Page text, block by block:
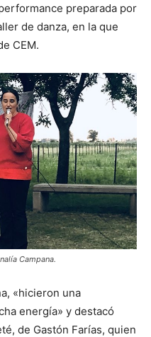
preparada por
de danza, en la que
CEM.
Campana.
«hicieron una
energía» y destacó
de Gastón Farías, quien